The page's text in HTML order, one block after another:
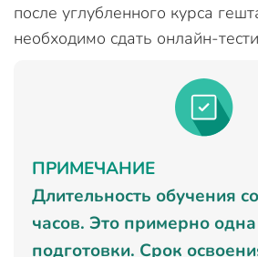
после углубленного курса
необходимо сдать онлайн-
ПРИМЕЧАНИЕ
Длительность обучения
часов. Это примерно
подготовки. Срок